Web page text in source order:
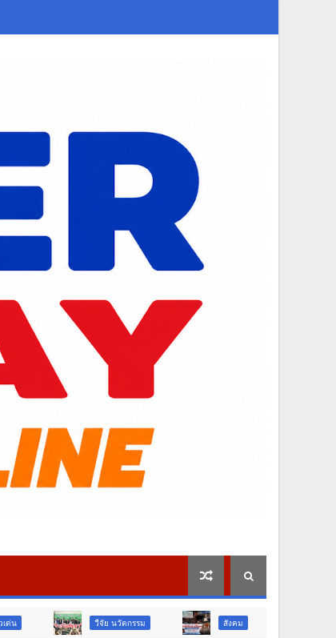
วืจัย นวัตกรรม